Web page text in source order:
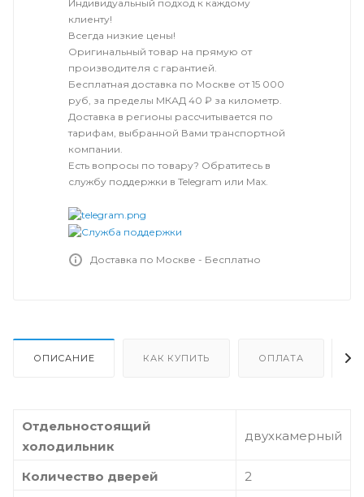
Индивидуальный подход к каждому
клиенту!
Всегда низкие цены!
Оригинальный товар на прямую от
производителя с гарантией.
Бесплатная доставка по Москве от 15 000
руб, за пределы МКАД 40 ₽ за километр.
Доставка в регионы рассчитывается по
тарифам, выбранной Вами транспортной
компании.
Есть вопросы по товару? Обратитесь в
службу поддержки в Telegram или Max.
Доставка по Москве - Бесплатно
ОПИСАНИЕ КАК КУПИТЬ ОПЛАТА
Отдельностоящий
холодильник
двухкамерный
Количество дверей
2